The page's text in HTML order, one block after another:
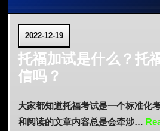
2022-12-19
托福加试是什么？托
信吗？
大家都知道托福考试是一个标准化
和阅读的文章内容总是会牵涉…